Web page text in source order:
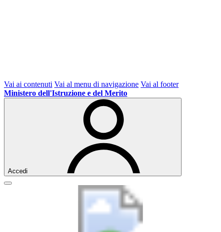
Vai ai contenuti Vai al menu di navigazione Vai al footer
Ministero dell'Istruzione e del Merito
Accedi